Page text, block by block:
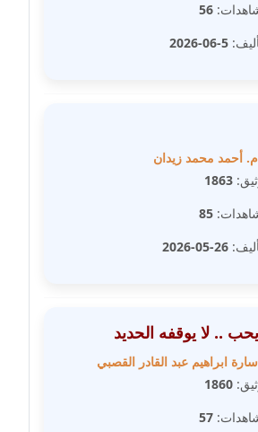
بناني
56
5-06-2026
م. أحمد محمد زيدان
1863
85
26-05-2026
.. لا يوقفه الحديد
سارة ابراهيم عبد القادر القصبي
1860
57